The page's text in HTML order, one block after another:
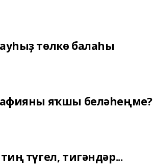
төлкө балаһы
яҡшы беләһеңме?
түгел, тигәндәр...